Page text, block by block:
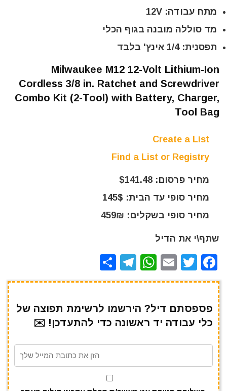
מתח עבודה: 12V
מד סוללה מובנה בגוף הכלי
תפסנית: 1/4 אינץ' בלבד
Milwaukee M12 12-Volt Lithium-Ion
Cordless 3/8 in. Ratchet and Screwdriver
Combo Kit (2-Tool) with Battery, Charger,
Tool Bag
Create a List
Find a List or Registry
מחיר פרסום: $141.48
מחיר סופי עד הבית: 145$
מחיר סופי בשקלים: 459₪
שתף\י את הדיל
F
a
e
b
o
T
w
te
r
E
m
l
W
h
s
A
p
T
el
gr
a
m
h
e
פספסתם דיל? הירשמו לרשימת תפוצה של
כלי עבודה יד ראשונה כדי להתעדכן! ✉️